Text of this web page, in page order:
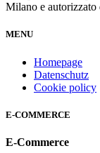
Milano e
MENU
Homepage
Datenschutz
Cookie policy
E-COMMERCE
E-Commerce